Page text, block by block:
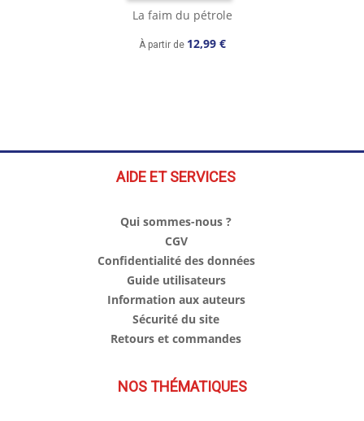
La faim du pétrole
À partir de 12,99 €
AIDE ET SERVICES
Qui sommes-nous ?
CGV
Confidentialité des données
Guide utilisateurs
Information aux auteurs
Sécurité du site
Retours et commandes
NOS THÉMATIQUES